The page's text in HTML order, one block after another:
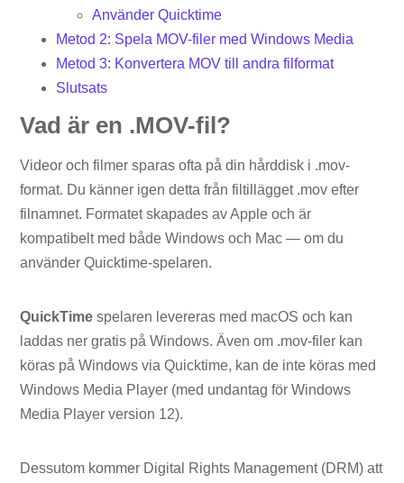
Använder Quicktime
Metod 2: Spela MOV-filer med Windows Media
Metod 3: Konvertera MOV till andra filformat
Slutsats
Vad är en .MOV-fil?
Videor och filmer sparas ofta på din hårddisk i .mov-
format. Du känner igen detta från filtillägget .mov efter
filnamnet. Formatet skapades av Apple och är
kompatibelt med både Windows och Mac — om du
använder Quicktime-spelaren.
QuickTime spelaren levereras med macOS och kan
laddas ner gratis på Windows. Även om .mov-filer kan
köras på Windows via Quicktime, kan de inte köras med
Windows Media Player (med undantag för Windows
Media Player version 12).
Dessutom kommer Digital Rights Management (DRM) att